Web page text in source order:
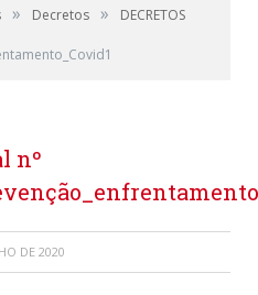
» Decretos »
DECRETOS
nº
DE 2020